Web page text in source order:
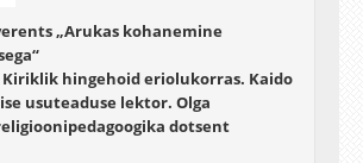
„Arukas kohanemine
Kiriklik hingehoid eriolukorras. Kaido
usuteaduse lektor. Olga
dotsent